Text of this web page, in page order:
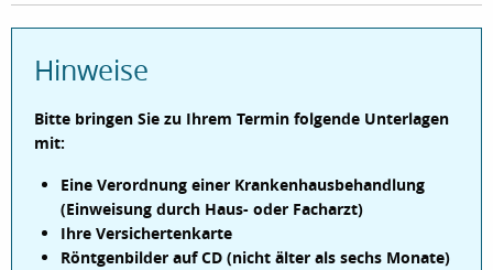
Hinweise
Bitte bringen Sie zu Ihrem Termin folgende Unterlagen
mit:
Eine Verordnung einer Krankenhausbehandlung
(Einweisung durch Haus- oder Facharzt)
Ihre Versichertenkarte
Röntgenbilder auf CD (nicht älter als sechs Monate)